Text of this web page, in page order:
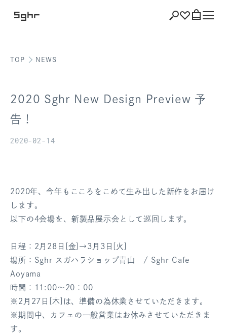
ショッピングバッグを見る
ポイント
お気に入り
ログアウト
TOP NEWS
2020 Sghr New Design Preview 予
告！
2020-02-14
2020年、今年もこころをこめて生み出した新作をお届け
します。
以下の4会場を、新製品展示会として巡回します。
日程：2月28日[金]→3月3日[火]
場所：Sghr スガハラショップ青山 / Sghr Cafe
Aoyama
時間：11:00～20：00
※2月27日[木]は、準備の為休業させていただきます。
※期間中、カフェの一般営業はお休みさせていただきま
す。